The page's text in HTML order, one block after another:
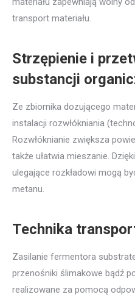
transport materiału.
Strzępienie i
substancji
Ze zbiornika dozującego
instalacji rozwłókniania
Rozwłóknianie zwiększa
także ułatwia mieszanie.
ulegające rozkładowi mogą
metanu.
Technika
Zasilanie fermentora
przenośniki ślimakowe bądź
realizowane za pomocą